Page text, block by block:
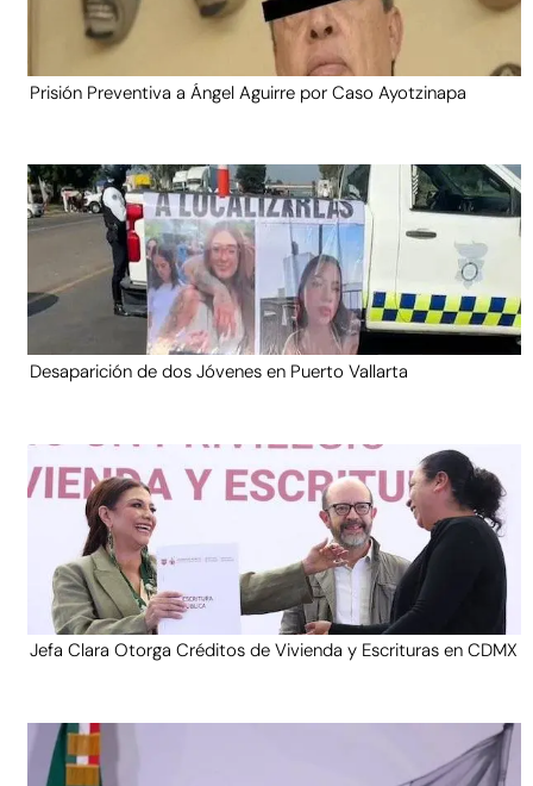
Prisión Preventiva a Ángel Aguirre por Caso Ayotzinapa
Desaparición de dos Jóvenes en Puerto Vallarta
Jefa Clara Otorga Créditos de Vivienda y Escrituras en CDMX